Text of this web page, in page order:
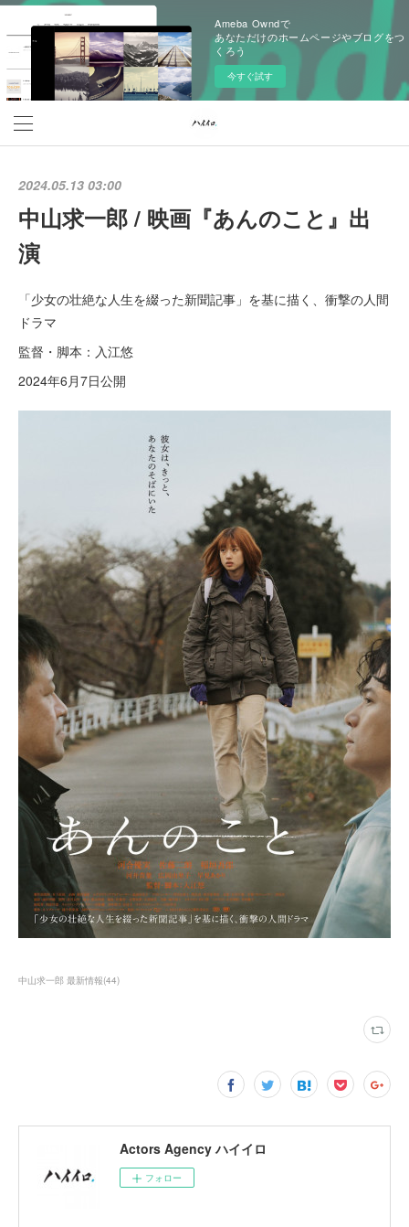
Ameba Owndで
あなただけのホームページやブログをつ
くろう
今すぐ試す
2024.05.13 03:00
中山求一郎 / 映画『あんのこと』出
演
「少女の壮絶な人生を綴った新聞記事」を基に描く、衝撃の人間
ドラマ
監督・脚本：入江悠
2024年6月7日公開
中山求一郎 最新情報(44)
Actors Agency ハイイロ
フォロー